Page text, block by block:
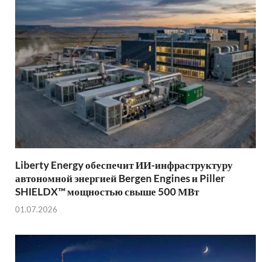
Liberty Energy обеспечит ИИ-инфраструктуру
автономной энергией Bergen Engines и Piller
SHIELDX™ мощностью свыше 500 МВт
01.07.2026